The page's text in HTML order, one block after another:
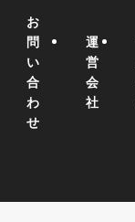
お
問
い
合
わ
せ
運
営
会
社